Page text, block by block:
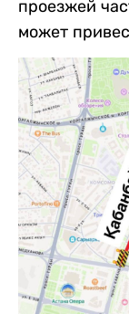
проезжей
может